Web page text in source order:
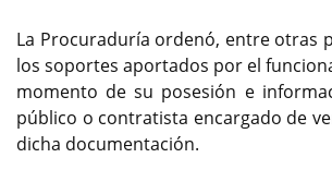
La Procuraduría ordenó, entre otras
los soportes aportados por el
momento de su posesión e
público o contratista encargado de
dicha documentación.